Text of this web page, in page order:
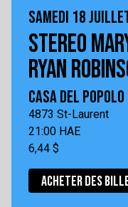
SAMEDI 18
STEREO
RYAN
CASA DEL POPOLO
4873 St-Laurent
21:00 HAE
6,44 $
ACHETER DES